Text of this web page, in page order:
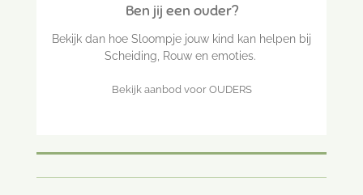
Ben jij een ouder?
Bekijk dan hoe Sloompje jouw kind kan helpen bij
Scheiding, Rouw en emoties.
Bekijk aanbod voor OUDERS